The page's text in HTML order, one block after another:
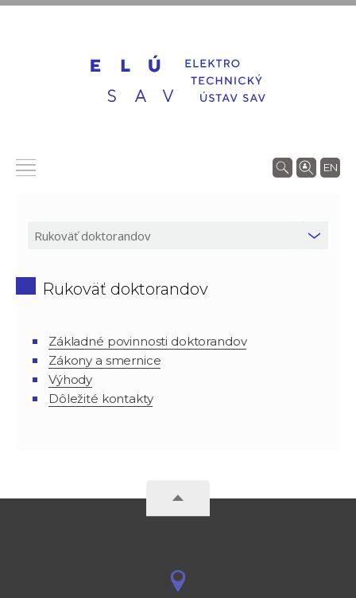
EN
Rukoväť doktorandov
Základné povinnosti doktorandov
Zákony a smernice
Výhody
Dôležité kontakty